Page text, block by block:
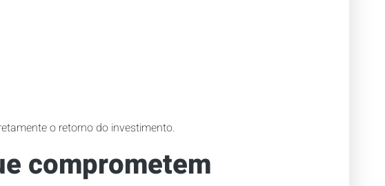
o retorno do investimento.
comprometem